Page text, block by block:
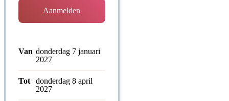
Aanmelden
Van donderdag 7 januari
2027
Tot
donderdag 8 april
2027